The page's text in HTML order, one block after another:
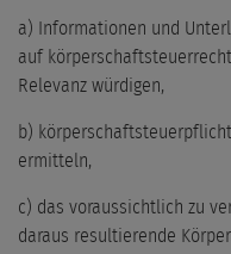
a) Informationen und
auf
Relevanz würdigen,
b)
ermitteln,
c) das voraussichtlich zu
daraus resultierende